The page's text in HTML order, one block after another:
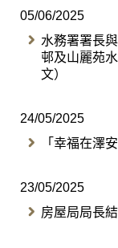
05/06/2025
水務署署長
邨及山麗苑
文）
24/05/2025
「幸福在澤
23/05/2025
房屋局局長